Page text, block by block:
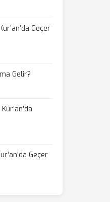
Geçer
Gelir?
Geçer